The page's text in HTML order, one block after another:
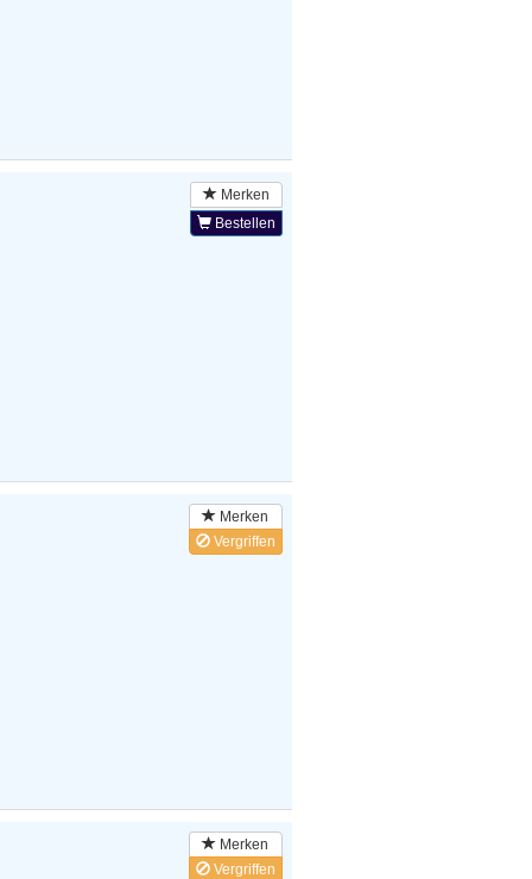
Merken
Bestellen
Merken
Vergriffen
Merken
Vergriffen